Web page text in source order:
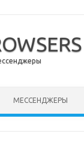
МЕССЕНДЖЕРЫ